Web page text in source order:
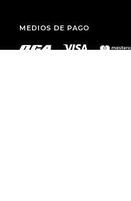
MEDIOS DE PAGO